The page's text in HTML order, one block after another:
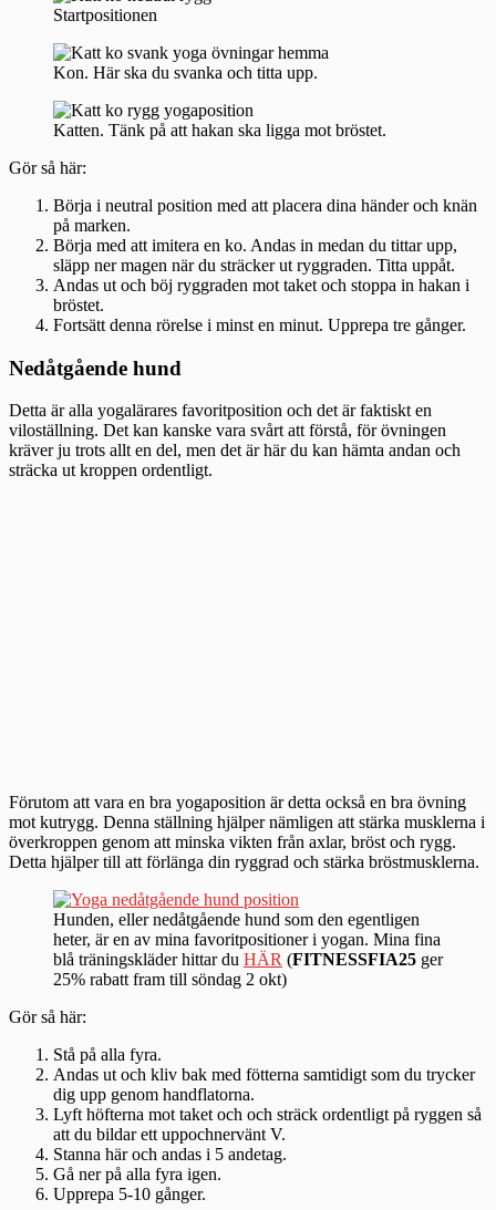
Startpositionen
Kon. Här ska du svanka och titta upp.
Katten. Tänk på att hakan ska ligga mot bröstet.
Gör så här:
Börja i neutral position med att placera dina händer och knän
på marken.
Börja med att imitera en ko. Andas in medan du tittar upp,
släpp ner magen när du sträcker ut ryggraden. Titta uppåt.
Andas ut och böj ryggraden mot taket och stoppa in hakan i
bröstet.
Fortsätt denna rörelse i minst en minut. Upprepa tre gånger.
Nedåtgående hund
Detta är alla yogalärares favoritposition och det är faktiskt en
viloställning. Det kan kanske vara svårt att förstå, för övningen
kräver ju trots allt en del, men det är här du kan hämta andan och
sträcka ut kroppen ordentligt.
Förutom att vara en bra yogaposition är detta också en bra övning
mot kutrygg. Denna ställning hjälper nämligen att stärka musklerna i
överkroppen genom att minska vikten från axlar, bröst och rygg.
Detta hjälper till att förlänga din ryggrad och stärka bröstmusklerna.
Hunden, eller nedåtgående hund som den egentligen
heter, är en av mina favoritpositioner i yogan. Mina fina
blå träningskläder hittar du HÄR (FITNESSFIA25 ger
25% rabatt fram till söndag 2 okt)
Gör så här:
Stå på alla fyra.
Andas ut och kliv bak med fötterna samtidigt som du trycker
dig upp genom handflatorna.
Lyft höfterna mot taket och och sträck ordentligt på ryggen så
att du bildar ett uppochnervänt V.
Stanna här och andas i 5 andetag.
Gå ner på alla fyra igen.
Upprepa 5-10 gånger.